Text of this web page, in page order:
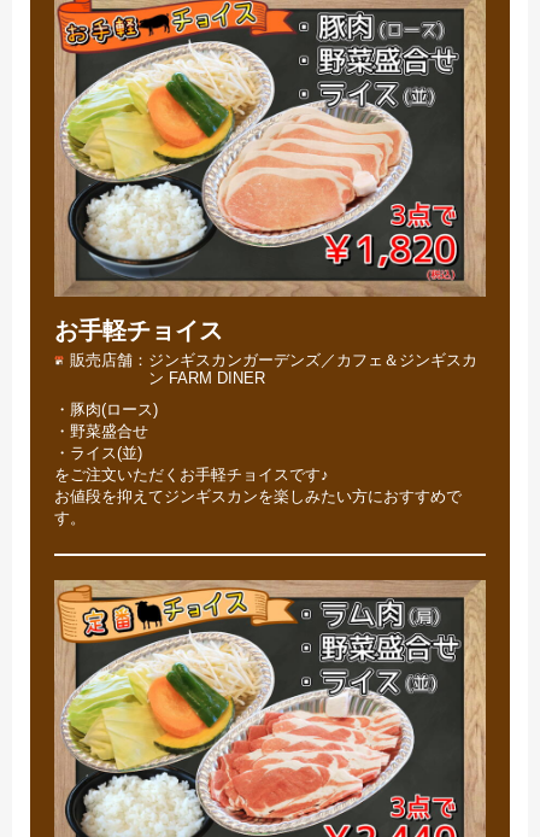
お手軽チョイス
販売店舗
ジンギスカンガーデンズ／カフェ＆ジンギスカ
ン FARM DINER
・豚肉(ロース)
・野菜盛合せ
・ライス(並)
をご注文いただくお手軽チョイスです♪
お値段を抑えてジンギスカンを楽しみたい方におすすめで
す。